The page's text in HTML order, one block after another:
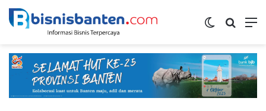
Switch skin